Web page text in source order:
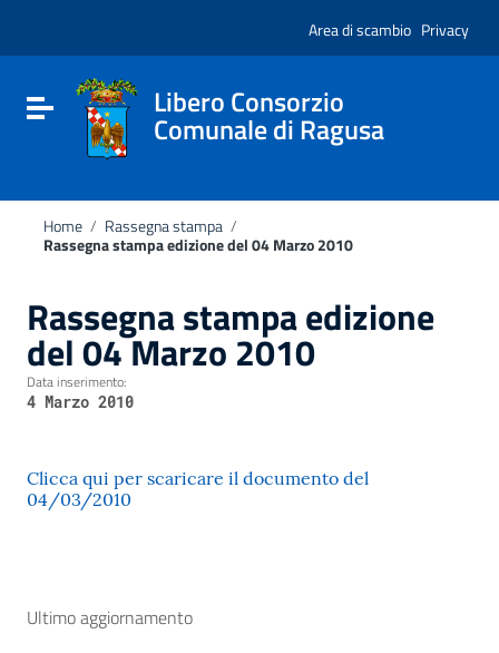
sito
include
Vai al footer
Area di scambio Privacy
Attiva / disattiva la navigazione
Libero Consorzio
Comunale di Ragusa
Home / Rassegna stampa /
Rassegna stampa edizione del 04 Marzo 2010
Rassegna stampa edizione
del 04 Marzo 2010
Data inserimento:
4 Marzo 2010
Clicca qui per scaricare il documento del
04/03/2010
Ultimo aggiornamento